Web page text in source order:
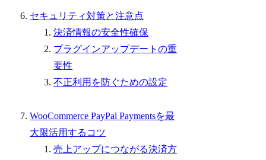
セキュリティ対策と注意点
決済情報の安全性確保
プラグインアップデートの重
要性
不正利用を防ぐための設定
WooCommerce PayPal Paymentsを最
大限活用するコツ
売上アップにつながる決済方